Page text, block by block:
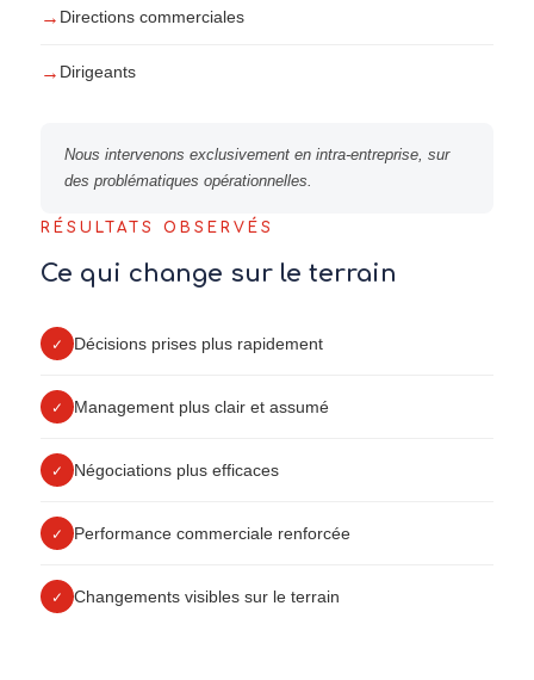
→ Directions commerciales
→ Dirigeants
Nous intervenons exclusivement en intra-entreprise, sur
des problématiques opérationnelles.
RÉSULTATS OBSERVÉS
Ce qui change sur le terrain
✓ Décisions prises plus rapidement
✓ Management plus clair et assumé
✓ Négociations plus efficaces
✓ Performance commerciale renforcée
✓ Changements visibles sur le terrain